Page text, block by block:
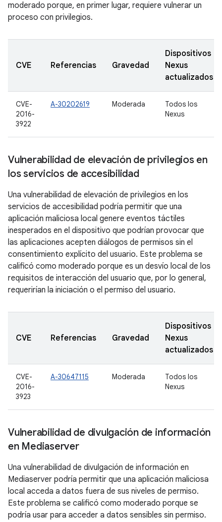
moderado porque, en primer lugar, requiere vulnerar un
proceso con privilegios.
CVE Referencias Gravedad
Dispositivos
Nexus
actualizados
CVE-
2016-
3922
A-30202619 Moderada
Todos los
Nexus
Vulnerabilidad de elevación de privilegios en
los servicios de accesibilidad
Una vulnerabilidad de elevación de privilegios en los
servicios de accesibilidad podría permitir que una
aplicación maliciosa local genere eventos táctiles
inesperados en el dispositivo que podrían provocar que
las aplicaciones acepten diálogos de permisos sin el
consentimiento explícito del usuario. Este problema se
calificó como moderado porque es un desvío local de los
requisitos de interacción del usuario que, por lo general,
requerirían la iniciación o el permiso del usuario.
CVE Referencias Gravedad
Dispositivos
Nexus
actualizados
CVE-
2016-
3923
A-30647115 Moderada
Todos los
Nexus
Vulnerabilidad de divulgación de información
en Mediaserver
Una vulnerabilidad de divulgación de información en
Mediaserver podría permitir que una aplicación maliciosa
local acceda a datos fuera de sus niveles de permiso.
Este problema se calificó como moderado porque se
podría usar para acceder a datos sensibles sin permiso.